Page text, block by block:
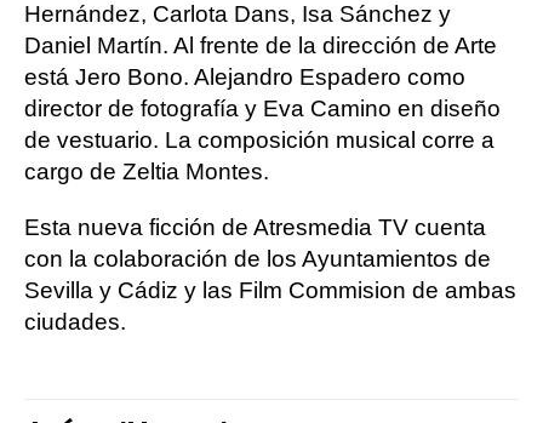
Hernández, Carlota Dans, Isa Sánchez y
Daniel Martín. Al frente de la dirección de Arte
está Jero Bono. Alejandro Espadero como
director de fotografía y Eva Camino en diseño
de vestuario. La composición musical corre a
cargo de Zeltia Montes.
Esta nueva ficción de Atresmedia TV cuenta
con la colaboración de los Ayuntamientos de
Sevilla y Cádiz y las Film Commision de ambas
ciudades.